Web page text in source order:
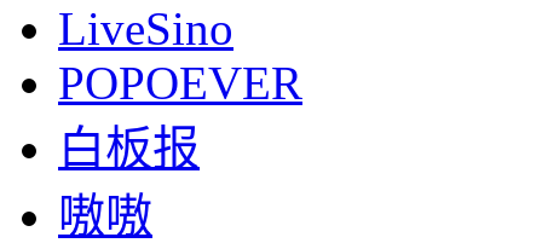
LiveSino
POPOEVER
白板报
嗷嗷